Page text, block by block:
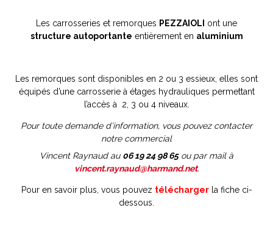
Les carrosseries et remorques PEZZAIOLI
ont une
structure autoportante entièrement en aluminium
Les remorques sont disponibles en 2 ou 3 essieux, elles sont
équipés d’une carrosserie à étages hydrauliques permettant
l’accès à 2, 3 ou 4 niveaux.
Pour toute demande d’information, vous pouvez contacter
notre commercial
Vincent Raynaud au 06 19 24 98 65ou par mail à
vincent.raynaud@harmand.net.
Pour en savoir plus, vous pouvez télécharger la fiche ci-
dessous.